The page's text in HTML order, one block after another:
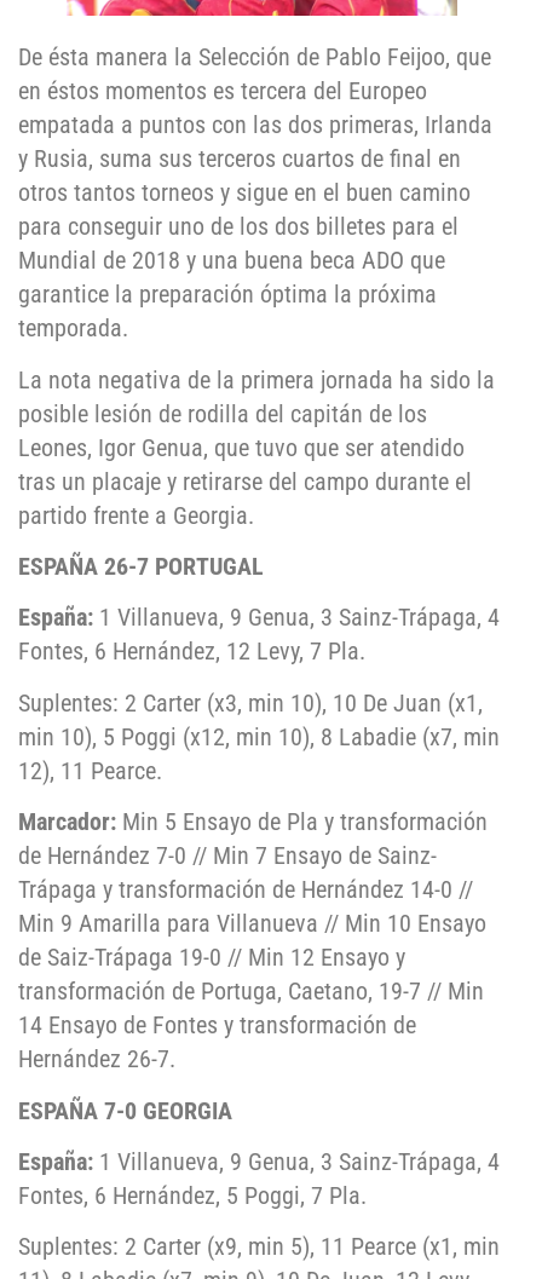
De ésta manera la Selección de Pablo Feijoo, que
en éstos momentos es tercera del Europeo
empatada a puntos con las dos primeras, Irlanda
y Rusia, suma sus terceros cuartos de final en
otros tantos torneos y sigue en el buen camino
para conseguir uno de los dos billetes para el
Mundial de 2018 y una buena beca ADO que
garantice la preparación óptima la próxima
temporada.
La nota negativa de la primera jornada ha sido la
posible lesión de rodilla del capitán de los
Leones, Igor Genua, que tuvo que ser atendido
tras un placaje y retirarse del campo durante el
partido frente a Georgia.
ESPAÑA 26-7 PORTUGAL
España: 1 Villanueva, 9 Genua, 3 Sainz-Trápaga, 4
Fontes, 6 Hernández, 12 Levy, 7 Pla.
Suplentes: 2 Carter (x3, min 10), 10 De Juan (x1,
min 10), 5 Poggi (x12, min 10), 8 Labadie (x7, min
12), 11 Pearce.
Marcador: Min 5 Ensayo de Pla y transformación
de Hernández 7-0 // Min 7 Ensayo de Sainz-
Trápaga y transformación de Hernández 14-0 //
Min 9 Amarilla para Villanueva // Min 10 Ensayo
de Saiz-Trápaga 19-0 // Min 12 Ensayo y
transformación de Portuga, Caetano, 19-7 // Min
14 Ensayo de Fontes y transformación de
Hernández 26-7.
ESPAÑA 7-0 GEORGIA
España: 1 Villanueva, 9 Genua, 3 Sainz-Trápaga, 4
Fontes, 6 Hernández, 5 Poggi, 7 Pla.
Suplentes: 2 Carter (x9, min 5), 11 Pearce (x1, min